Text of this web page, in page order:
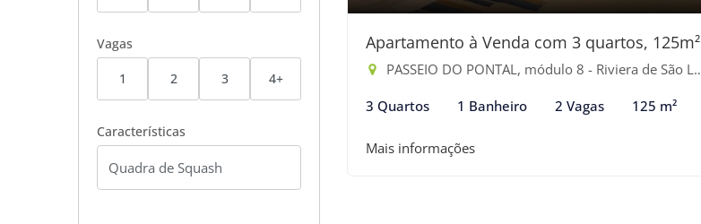
Vagas
1 2 3 4+
Características
Apartamento à Venda com 3 quartos, 125m²
PASSEIO DO PONTAL, módulo 8 - Riviera de São Lourenço, Bertioga-SP
3 Quartos 1 Banheiro 2 Vagas 125 m²
Mais informações